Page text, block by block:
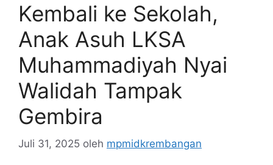
Kembali ke Sekolah,
Anak Asuh LKSA
Muhammadiyah Nyai
Walidah Tampak
Gembira
Juli 31, 2025 oleh mpmidkrembangan